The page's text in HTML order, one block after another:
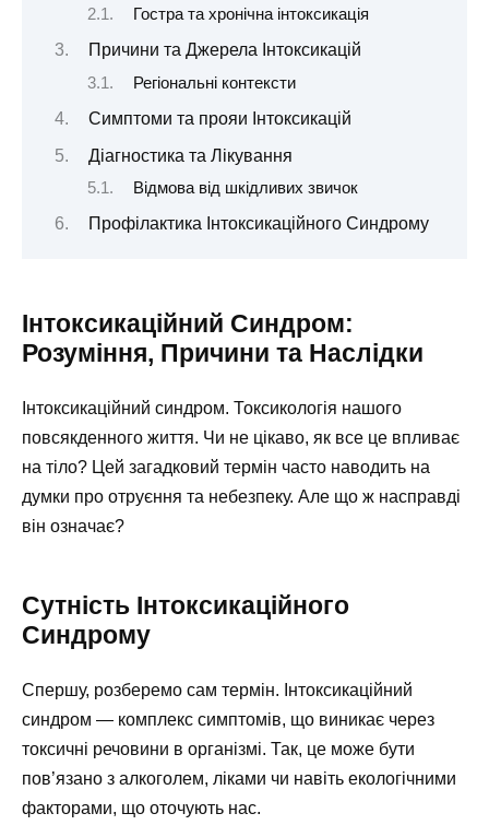
Гостра та хронічна інтоксикація
Причини та Джерела Інтоксикацій
Регіональні контексти
Симптоми та прояи Інтоксикацій
Діагностика та Лікування
Відмова від шкідливих звичок
Профілактика Інтоксикаційного Синдрому
Інтоксикаційний Синдром:
Розуміння, Причини та Наслідки
Інтоксикаційний синдром. Токсикологія нашого
повсякденного життя. Чи не цікаво, як все це впливає
на тіло? Цей загадковий термін часто наводить на
думки про отруєння та небезпеку. Але що ж насправді
він означає?
Сутність Інтоксикаційного
Синдрому
Спершу, розберемо сам термін. Інтоксикаційний
синдром — комплекс симптомів, що виникає через
токсичні речовини в організмі. Так, це може бути
пов’язано з алкоголем, ліками чи навіть екологічними
факторами, що оточують нас.